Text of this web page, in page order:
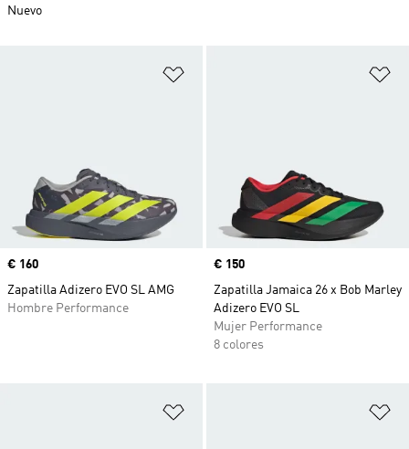
Precio
€ 160
Zapatilla Adizero EVO SL AMG
Hombre Performance
Precio
€ 150
Zapatilla Jamaica 26 x Bob Marley
Adizero EVO SL
Mujer Performance
8 colores
Nuevo